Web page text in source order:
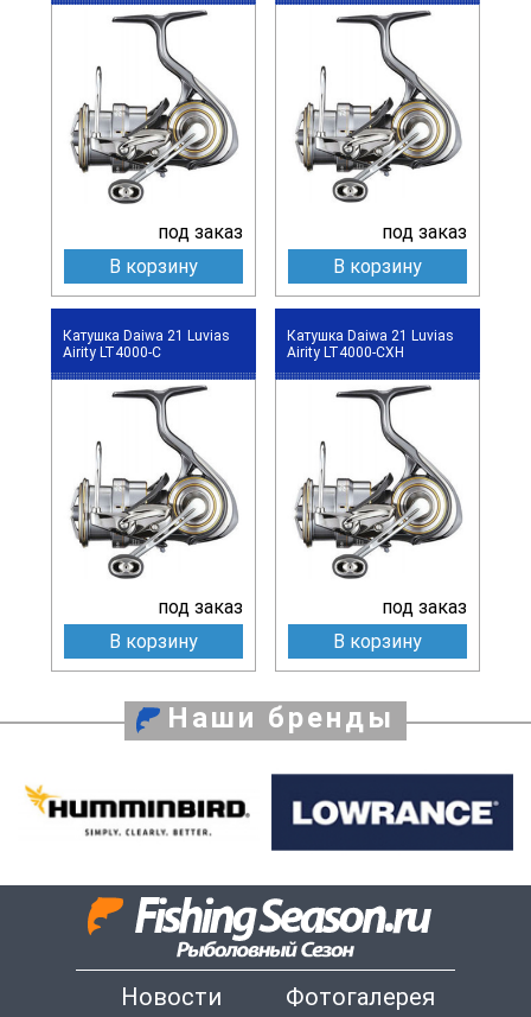
под заказ
В корзину
под заказ
В корзину
Катушка Daiwa 21 Luvias
Airity LT4000-C
под заказ
В корзину
Катушка Daiwa 21 Luvias
Airity LT4000-CXH
под заказ
В корзину
Наши бренды
Новости Фотогалерея